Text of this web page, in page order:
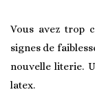
Vous avez trop
signes de
nouvelle literie.
latex.